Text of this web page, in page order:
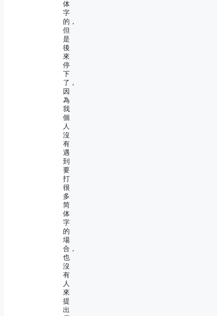
体
字
的，
但
是
後
來
停
下
了，
因
為
我
個
人
沒
有
遇
到
要
打
很
多
简
体
字
的
場
合，
也
沒
有
人
來
提
出